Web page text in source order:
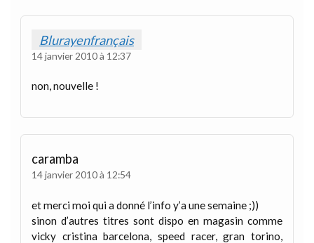
Blurayenfrançais
14 janvier 2010 à 12:37
non, nouvelle !
caramba
14 janvier 2010 à 12:54
et merci moi qui a donné l’info y’a une semaine ;))
sinon d’autres titres sont dispo en magasin comme
vicky cristina barcelona, speed racer, gran torino,